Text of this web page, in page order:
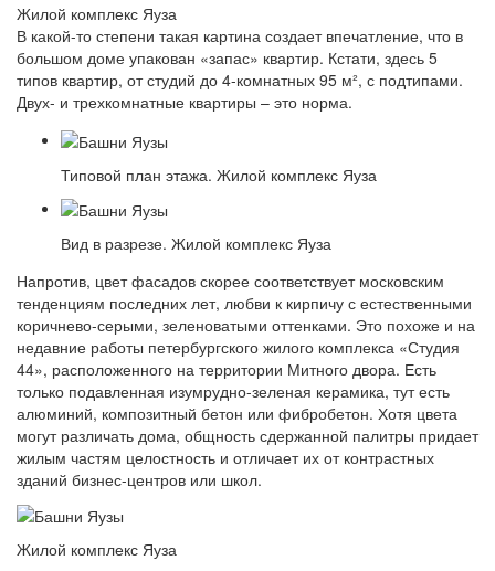
Жилой комплекс Яуза
В какой-то степени такая картина создает впечатление, что в
большом доме упакован «запас» квартир. Кстати, здесь 5
типов квартир, от студий до 4-комнатных 95 м², с подтипами.
Двух- и трехкомнатные квартиры – это норма.
Типовой план этажа. Жилой комплекс Яуза
Вид в разрезе. Жилой комплекс Яуза
Напротив, цвет фасадов скорее соответствует московским
тенденциям последних лет, любви к кирпичу с естественными
коричнево-серыми, зеленоватыми оттенками. Это похоже и на
недавние работы петербургского жилого комплекса «Студия
44», расположенного на территории Митного двора. Есть
только подавленная изумрудно-зеленая керамика, тут есть
алюминий, композитный бетон или фибробетон. Хотя цвета
могут различать дома, общность сдержанной палитры придает
жилым частям целостность и отличает их от контрастных
зданий бизнес-центров или школ.
Жилой комплекс Яуза